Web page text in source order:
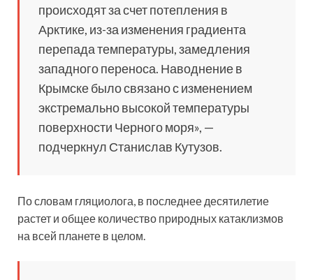
происходят за счет потепления в
Арктике, из-за изменения градиента
перепада температуры, замедления
западного переноса. Наводнение в
Крымске было связано с изменением
экстремально высокой температуры
поверхности Черного моря», —
подчеркнул Станислав Кутузов.
По словам гляциолога, в последнее десятилетие
растет и общее количество природных катаклизмов
на всей планете в целом.